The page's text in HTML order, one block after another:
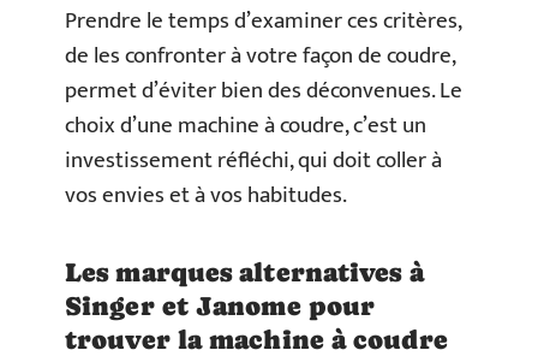
Prendre le temps d’examiner ces critères,
de les confronter à votre façon de coudre,
permet d’éviter bien des déconvenues. Le
choix d’une machine à coudre, c’est un
investissement réfléchi, qui doit coller à
vos envies et à vos habitudes.
Les marques alternatives à
Singer et Janome pour
trouver la machine à coudre